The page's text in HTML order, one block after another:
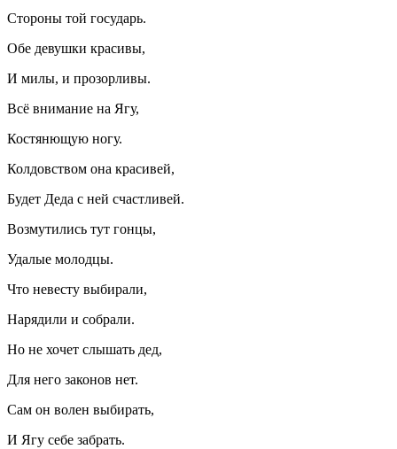
Стороны той государь.
Обе девушки красивы,
И милы, и прозорливы.
Всё внимание на Ягу,
Костянющую ногу.
Колдовством она красивей,
Будет Деда с ней счастливей.
Возмутились тут гонцы,
Удалые молодцы.
Что невесту выбирали,
Нарядили и собрали.
Но не хочет слышать дед,
Для него законов нет.
Сам он волен выбирать,
И Ягу себе забрать.